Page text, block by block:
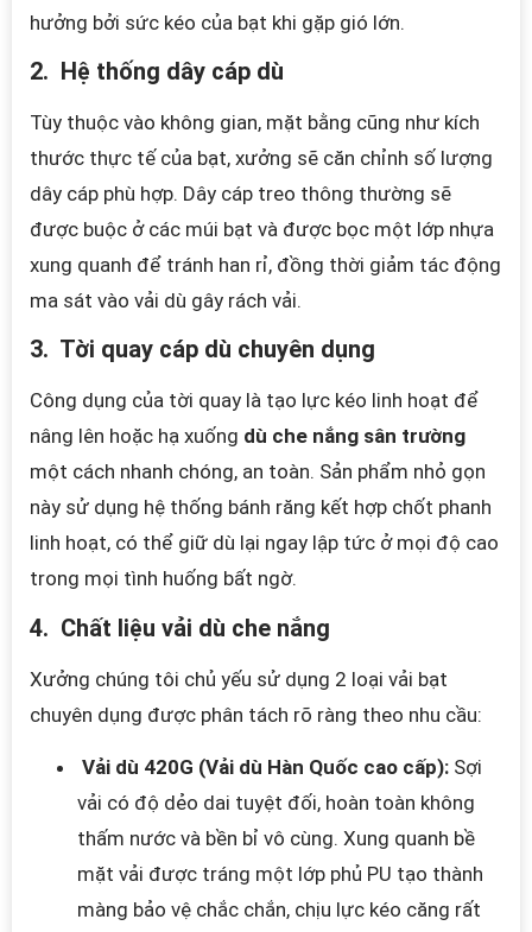
hưởng bởi sức kéo của bạt khi gặp gió lớn.
2. Hệ thống dây cáp dù
Tùy thuộc vào không gian, mặt bằng cũng như kích
thước thực tế của bạt, xưởng sẽ căn chỉnh số lượng
dây cáp phù hợp. Dây cáp treo thông thường sẽ
được buộc ở các múi bạt và được bọc một lớp nhựa
xung quanh để tránh han rỉ, đồng thời giảm tác động
ma sát vào vải dù gây rách vải.
3. Tời quay cáp dù chuyên dụng
Công dụng của tời quay là tạo lực kéo linh hoạt để
nâng lên hoặc hạ xuống dù che nắng sân trường
một cách nhanh chóng, an toàn. Sản phẩm nhỏ gọn
này sử dụng hệ thống bánh răng kết hợp chốt phanh
linh hoạt, có thể giữ dù lại ngay lập tức ở mọi độ cao
trong mọi tình huống bất ngờ.
4. Chất liệu vải dù che nắng
Xưởng chúng tôi chủ yếu sử dụng 2 loại vải bạt
chuyên dụng được phân tách rõ ràng theo nhu cầu:
Vải dù 420G (Vải dù Hàn Quốc cao cấp): Sợi
vải có độ dẻo dai tuyệt đối, hoàn toàn không
thấm nước và bền bỉ vô cùng. Xung quanh bề
mặt vải được tráng một lớp phủ PU tạo thành
màng bảo vệ chắc chắn, chịu lực kéo căng rất